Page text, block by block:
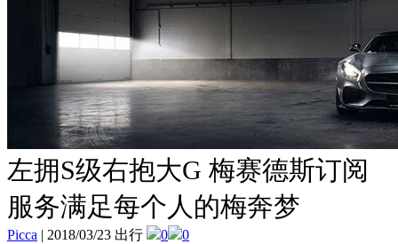
左拥S级右抱大G 梅赛德斯订阅
服务满足每个人的梅奔梦
Picca | 2018/03/23 出行 0
0